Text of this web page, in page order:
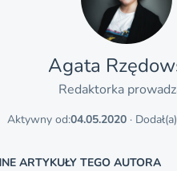
Agata
Redaktorka
Aktywny od:04.05.2020·
ARTYKUŁY TEGO AUTORA